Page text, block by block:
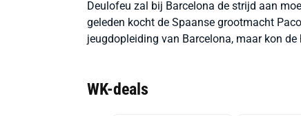
Deulofeu zal bij Barcelona de strijd aan
geleden kocht de Spaanse grootmacht
jeugdopleiding van Barcelona, maar kon
WK-deals